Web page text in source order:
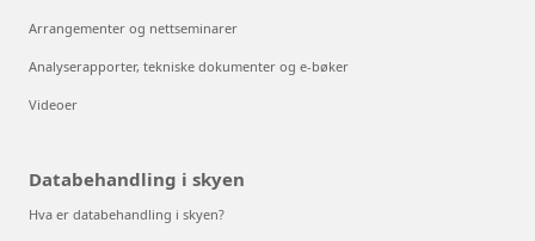
Arrangementer og nettseminarer
Analyserapporter, tekniske dokumenter og e-bøker
Videoer
Databehandling i skyen
Hva er databehandling i skyen?